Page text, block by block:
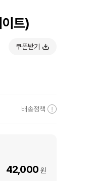
트)
쿠폰받기
배송정책
42,000 원